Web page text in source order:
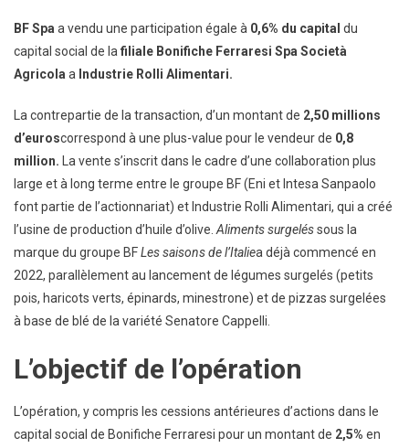
BF Spa a vendu une participation égale à 0,6% du capital du
capital social de la filiale Bonifiche Ferraresi Spa Società
Agricola a Industrie Rolli Alimentari.
La contrepartie de la transaction, d’un montant de 2,50 millions
d’euroscorrespond à une plus-value pour le vendeur de 0,8
million. La vente s’inscrit dans le cadre d’une collaboration plus
large et à long terme entre le groupe BF (Eni et Intesa Sanpaolo
font partie de l’actionnariat) et Industrie Rolli Alimentari, qui a créé
l’usine de production d’huile d’olive. Aliments surgeléssous la
marque du groupe BFLes saisons de l’Italiea déjà commencé en
2022, parallèlement au lancement de légumes surgelés (petits
pois, haricots verts, épinards, minestrone) et de pizzas surgelées
à base de blé de la variété Senatore Cappelli.
L’objectif de l’opération
L’opération, y compris les cessions antérieures d’actions dans le
capital social de Bonifiche Ferraresi pour un montant de 2,5% en